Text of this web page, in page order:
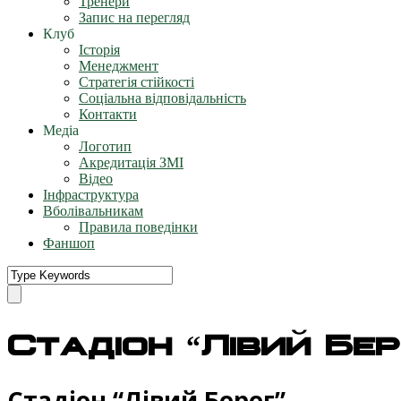
Запис на перегляд
Клуб
Історія
Менеджмент
Стратегія стійкості
Соціальна відповідальність
Контакти
Медіа
Логотип
Акредитація ЗМІ
Відео
Інфраструктура
Вболівальникам
Правила поведінки
Фаншоп
Стадіон “Лівий